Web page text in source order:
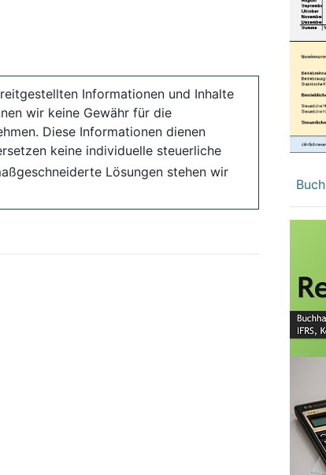
Informationen und Inhalte
wir keine Gewähr für die
Diese Informationen dienen
keine individuelle steuerliche
Lösungen stehen wir